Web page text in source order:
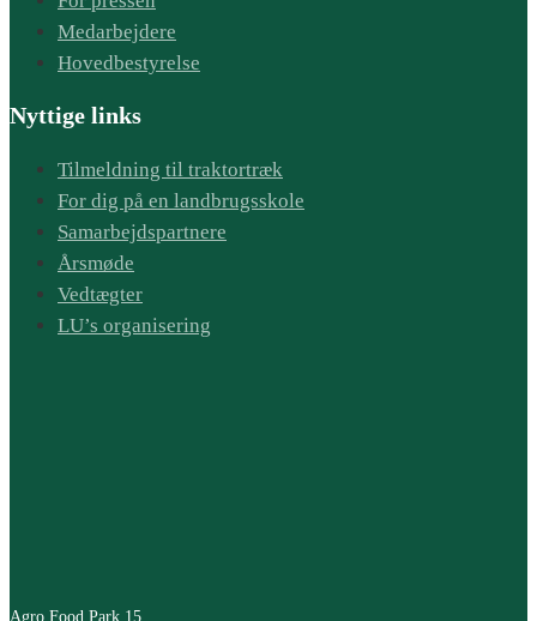
Medarbejdere
Hovedbestyrelse
Nyttige links
Tilmeldning til traktortræk
For dig på en landbrugsskole
Samarbejdspartnere
Årsmøde
Vedtægter
LU’s organisering
Agro Food Park 15